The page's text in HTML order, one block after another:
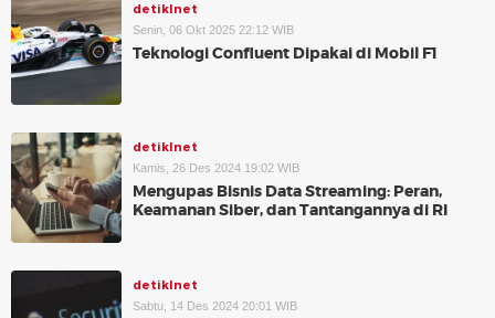
detikInet
Senin, 06 Okt 2025 22:12 WIB
Teknologi Confluent Dipakai di Mobil F1
detikInet
Kamis, 26 Des 2024 19:02 WIB
Mengupas Bisnis Data Streaming: Peran,
Keamanan Siber, dan Tantangannya di RI
detikInet
Sabtu, 14 Des 2024 20:01 WIB